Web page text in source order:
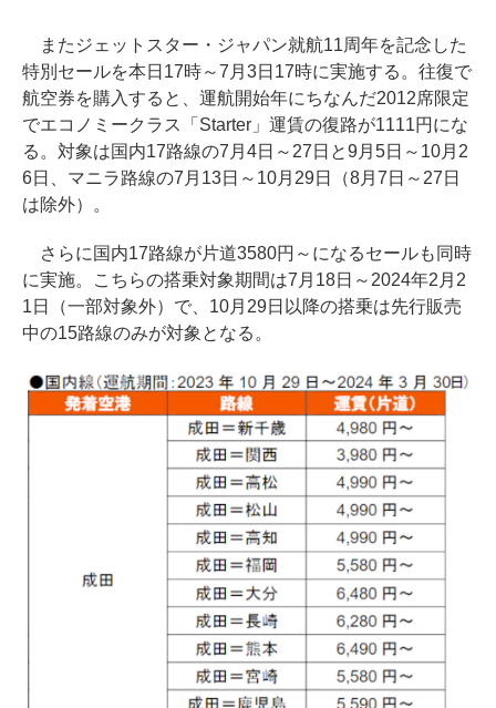
またジェットスター・ジャパン就航11周年を記念した
特別セールを本日17時～7月3日17時に実施する。往復で
航空券を購入すると、運航開始年にちなんだ2012席限定
でエコノミークラス「Starter」運賃の復路が1111円にな
る。対象は国内17路線の7月4日～27日と9月5日～10月2
6日、マニラ路線の7月13日～10月29日（8月7日～27日
は除外）。
さらに国内17路線が片道3580円～になるセールも同時
に実施。こちらの搭乗対象期間は7月18日～2024年2月2
1日（一部対象外）で、10月29日以降の搭乗は先行販売
中の15路線のみが対象となる。